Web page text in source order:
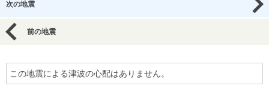
次の地震
前の地震
この地震による津波の心配はありません。